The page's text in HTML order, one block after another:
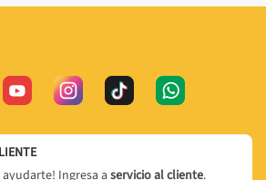
ayudarte! Ingresa a servicio al cliente.